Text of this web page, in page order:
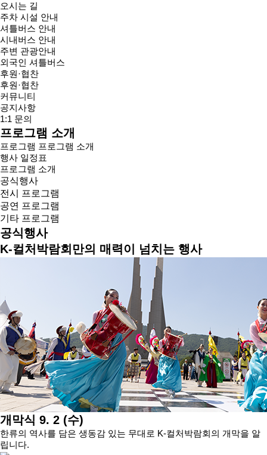
오시는 길
주차 시설 안내
셔틀버스 안내
시내버스 안내
주변 관광안내
외국인 셔틀버스
후원·협찬
후원·협찬
커뮤니티
공지사항
1:1 문의
프로그램 소개
프로그램 프로그램 소개
행사 일정표
프로그램 소개
공식행사
전시 프로그램
공연 프로그램
기타 프로그램
공식행사
K-컬처박람회만의 매력이 넘치는 행사
개막식 9. 2 (수)
한류의 역사를 담은 생동감 있는 무대로 K-컬처박람회의 개막을 알
립니다.